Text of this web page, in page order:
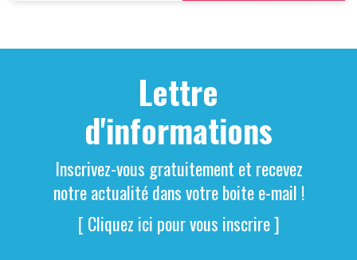
Lettre
d'informations
Inscrivez-vous gratuitement et recevez
notre actualité dans votre boite e-mail !
[ Cliquez ici pour vous inscrire ]